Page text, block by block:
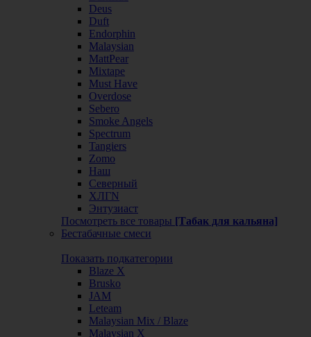
Deus
Duft
Endorphin
Malaysian
MattPear
Mixtape
Must Have
Overdose
Sebero
Smoke Angels
Spectrum
Tangiers
Zomo
Наш
Северный
ХЛГN
Энтузиаст
Посмотреть все товары [Табак для кальяна]
Бестабачные смеси
Показать подкатегории
Blaze X
Brusko
JAM
Leteam
Malaysian Mix / Blaze
Malaysian X